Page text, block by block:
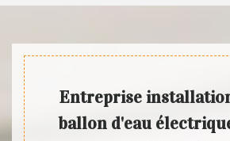
Entreprise
ballon d'eau